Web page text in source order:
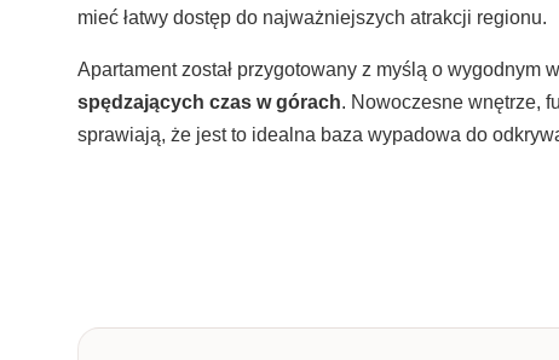
mieć łatwy dostęp do najważniejszych atrakcji regionu.
Apartament został przygotowany z myślą o wygodnym
spędzających czas w górach. Nowoczesne wnętrze,
sprawiają, że jest to idealna baza wypadowa do